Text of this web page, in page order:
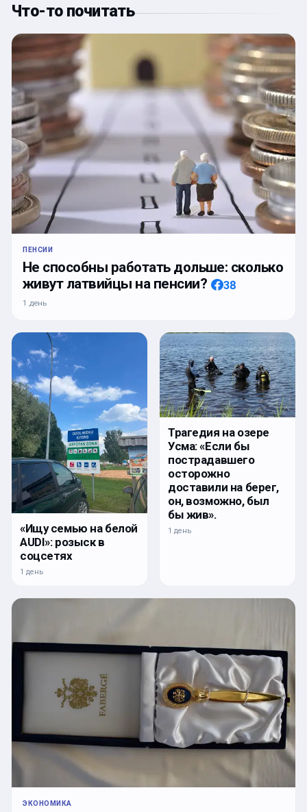
Что-то почитать
ПЕНСИИ
Не способны работать дольше: сколько
живут латвийцы на пенсии?
38
1 день
«Ищу семью на белой
AUDI»: розыск в
соцсетях
1 день
Трагедия на озере
Усма: «Если бы
пострадавшего
осторожно
доставили на берег,
он, возможно, был
бы жив».
1 день
ЭКОНОМИКА